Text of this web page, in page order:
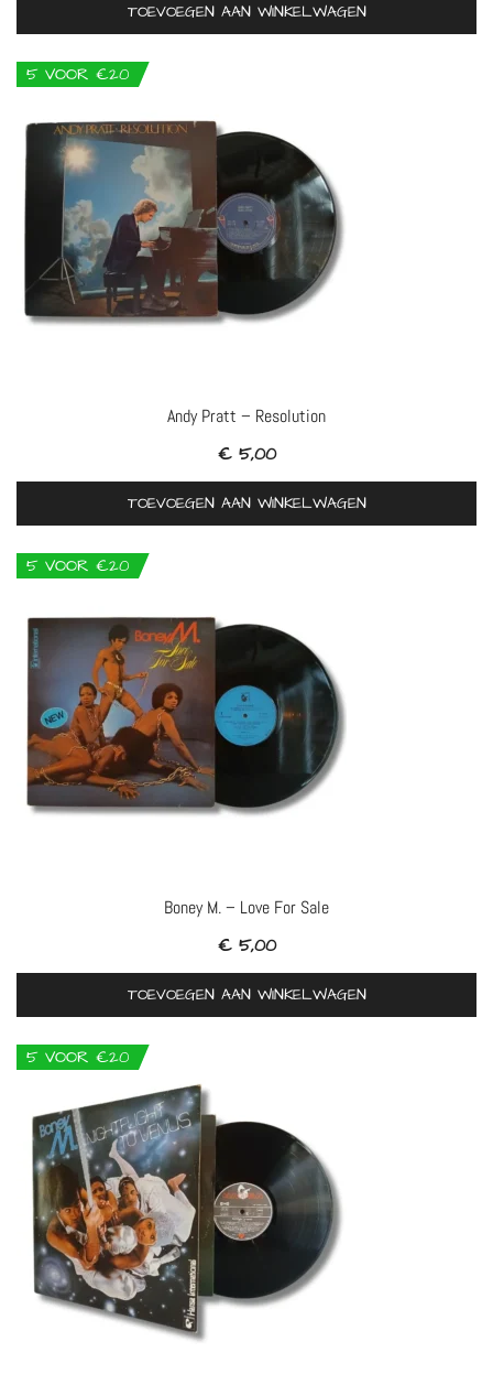
TOEVOEGEN AAN WINKELWAGEN
5 VOOR €20
Andy Pratt – Resolution
€5,00
TOEVOEGEN AAN WINKELWAGEN
5 VOOR €20
Boney M. – Love For Sale
€5,00
TOEVOEGEN AAN WINKELWAGEN
5 VOOR €20